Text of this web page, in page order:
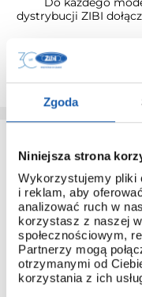
Zgoda
Niniejsza strona
Wykorzystujemy pliki
i reklam, aby
analizować ruch w
korzystasz z naszej
społecznościowym,
Partnerzy mogą
otrzymanymi od
korzystania z ich
dystrybucji ZIBI
Dzięki temu łatwo
3 + 3
Standardowa
na warunkach
kupujący dokona